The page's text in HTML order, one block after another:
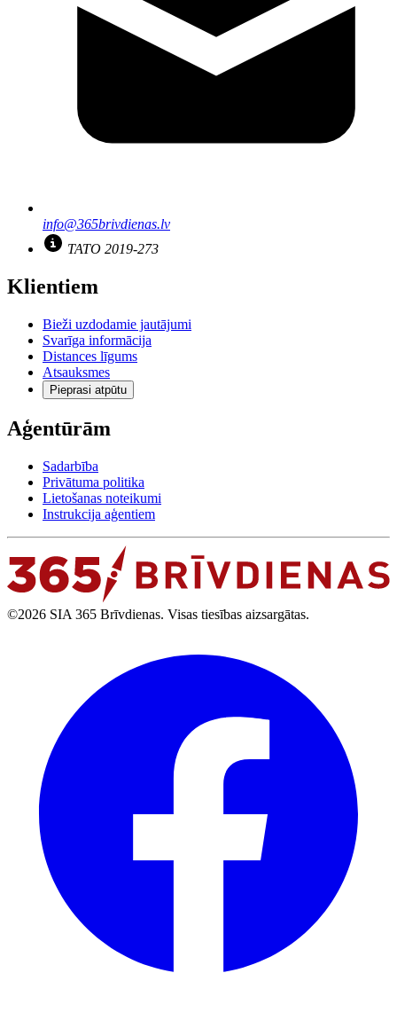
info@365brivdienas.lv
TATO 2019-273
Klientiem
Bieži uzdodamie jautājumi
Svarīga informācija
Distances līgums
Atsauksmes
Pieprasi atpūtu
Aģentūrām
Sadarbība
Privātuma politika
Lietošanas noteikumi
Instrukcija aģentiem
©2026 SIA 365 Brīvdienas. Visas tiesības aizsargātas.